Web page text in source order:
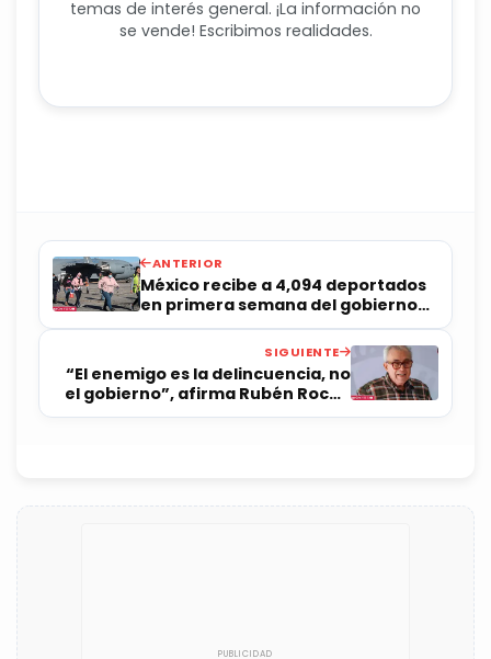
temas de interés general. ¡La información no
se vende! Escribimos realidades.
ANTERIOR
México recibe a 4,094 deportados
en primera semana del gobierno
de Trump
SIGUIENTE
“El enemigo es la delincuencia, no
el gobierno”, afirma Rubén Rocha
Moya